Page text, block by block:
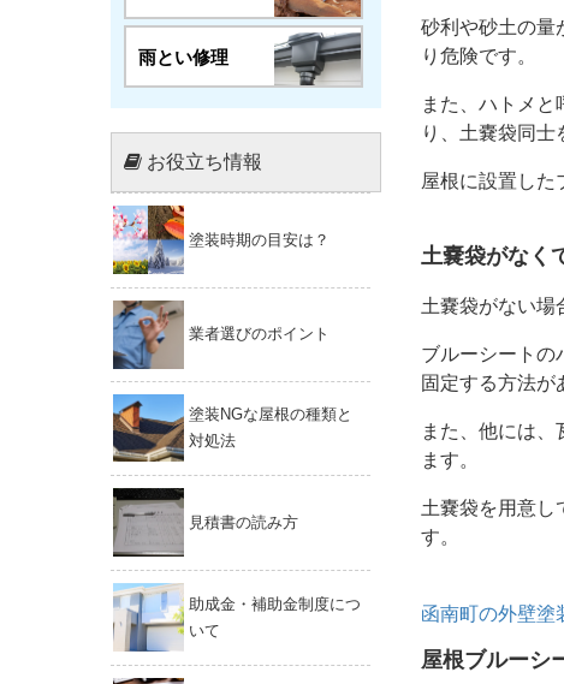
雨とい修理
お役立ち情報
塗装時期の目安は？
業者選びのポイント
塗装NGな屋根の種類と
対処法
見積書の読み方
助成金・補助金制度につ
いて
砂利や砂土の量
り危険です。
また、ハトメ
り、土嚢袋同士
屋根に設置した
土嚢袋がなく
土嚢袋がない場
ブルーシートの
固定する方法が
また、他には、
ます。
土嚢袋を用意し
す。
函南町の外壁塗
屋根ブルーシ